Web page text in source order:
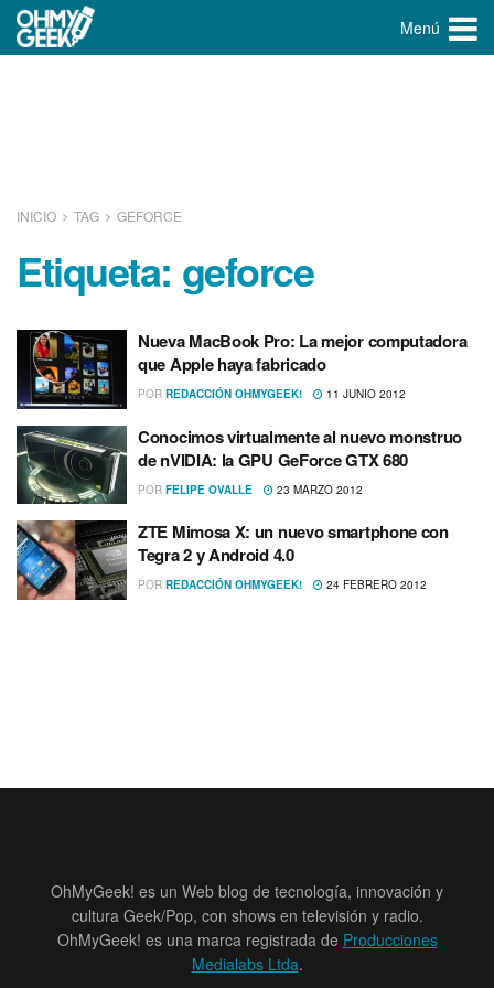
Menú
INICIO TAG GEFORCE
Etiqueta: geforce
Nueva MacBook Pro: La mejor computadora
que Apple haya fabricado
POR REDACCIÓN OHMYGEEK! 11 JUNIO 2012
Conocimos virtualmente al nuevo monstruo
de nVIDIA: la GPU GeForce GTX 680
POR FELIPE OVALLE 23 MARZO 2012
ZTE Mimosa X: un nuevo smartphone con
Tegra 2 y Android 4.0
POR REDACCIÓN OHMYGEEK! 24 FEBRERO 2012
OhMyGeek! es un Web blog de tecnología, innovación y
cultura Geek/Pop, con shows en televisión y radio.
OhMyGeek! es una marca registrada de Producciones
Medialabs Ltda.